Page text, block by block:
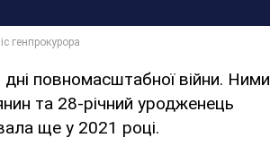
повномасштабної війни. Ними
та 28-річний уродженець
ще у 2021 році.